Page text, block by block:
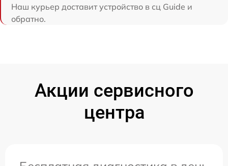
Наш курьер доставит устройство в сц Guide и
обратно.
Акции сервисного
центра